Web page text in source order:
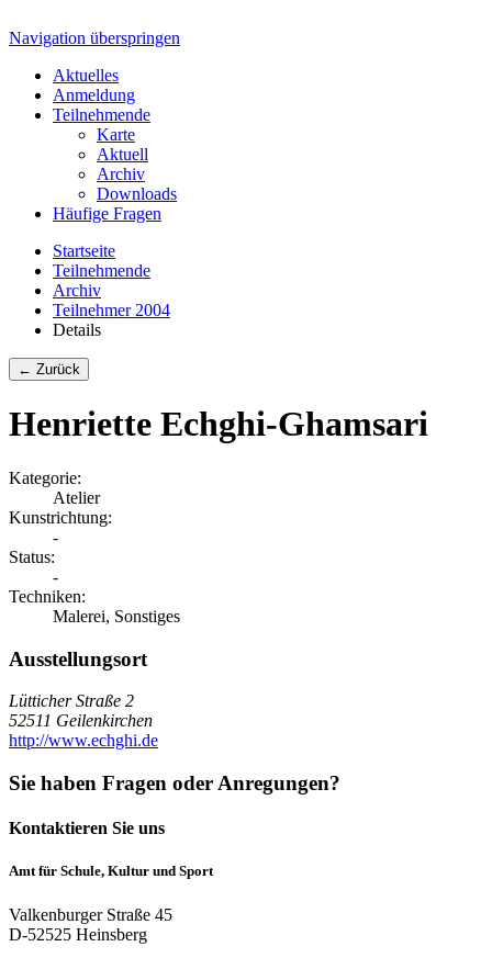
Navigation überspringen
Aktuelles
Anmeldung
Teilnehmende
Karte
Aktuell
Archiv
Downloads
Häufige Fragen
Startseite
Teilnehmende
Archiv
Teilnehmer 2004
Details
← Zurück
Henriette Echghi-Ghamsari
Kategorie:
Atelier
Kunstrichtung:
-
Status:
-
Techniken:
Malerei, Sonstiges
Ausstellungsort
Lütticher Straße 2
52511 Geilenkirchen
http://www.echghi.de
Sie haben Fragen oder Anregungen?
Kontaktieren Sie uns
Amt für Schule, Kultur und Sport
Valkenburger Straße 45
D-52525 Heinsberg